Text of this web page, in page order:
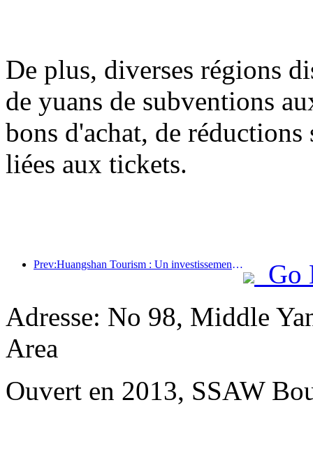
De plus, diverses régions
de yuans de subventions
bons d'achat, de
liées aux tickets.
Prev:Huangshan Tourism : Un investissement de 530 millions de yuans est prévu pour la rénovation des hôtels.
Go
Adresse: No 98, Middle
Area
Ouvert en 2013, SSAW